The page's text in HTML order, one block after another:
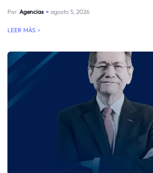
Por Agencias agosto 5, 2026
LEER MÁS